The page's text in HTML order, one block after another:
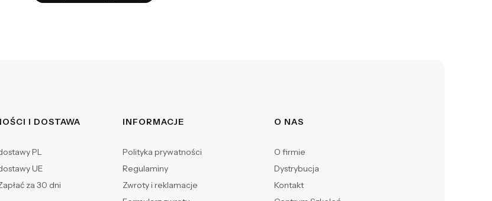
w stopce
I DOSTAWA
PL
UE
za 30 dni
INFORMACJE
Polityka prywatności
Regulaminy
Zwroty i reklamacje
O NAS
O firmie
Dystrybucja
Kontakt